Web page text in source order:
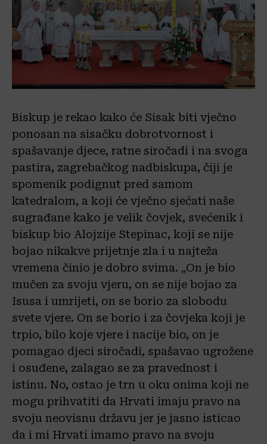
Biskup je rekao kako će Sisak biti vječno
ponosan na sisačku dobrotvornost i
spašavanje djece, ratne siročadi i na svoga
pastira, zagrebačkog nadbiskupa, čiji je
spomenik podignut pred samom
katedralom, a koji će vječno sjećati naše
sugrađane kako je velik čovjek, svećenik i
biskup bio Alojzije Stepinac, koji se nije
bojao nikakve prijetnje zla i u najteža
vremena činio je dobro svima. „On je bio
mučen za svoju vjeru, on se nije bojao za
Isusa i umrijeti, on se borio za slobodu
svete vjere. On se borio i za čovjeka koji je
trpio, bilo koje vjere i nacije bio, on je
pomagao djeci siročadi, spašavao ugrožene
i osuđene, zalagao se za pravednost i
istinu. No, ostao je trn u oku onima koji ne
mogu prihvatiti da Hrvati imaju pravo na
svoju neovisnu državu jer je jasno isticao
da i mi Hrvati imamo pravo na svoju